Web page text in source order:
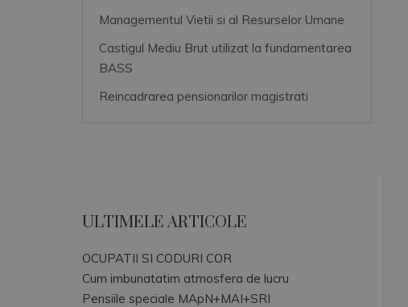
Managementul Vietii si al Resurselor Umane
Castigul Mediu Brut utilizat la fundamentarea
BASS
Reincadrarea pensionarilor magistrati
ULTIMELE ARTICOLE
OCUPATII SI CODURI COR
Cum imbunatatim atmosfera de lucru
Pensiile speciale MApN+MAI+SRI